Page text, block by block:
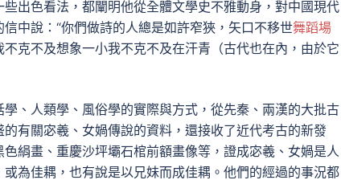
出色看法，都闡明他從全體文學史不雅動身，對中國現代
中說：“你們做詩的人總是如許窄狹，矢口不移世舞蹈場
克不及想象一小我不克不及在汗青（古代也在內，由於它
、人類學、風俗學的實際與方式，從先秦、兩漢的大批古
有關宓羲、女媧傳說的資料，還接收了近代考古的新發
絹畫、重慶沙坪壩石棺前額畫像等，證成宓羲、女媧是人
為佳耦，也有說是以兄妹而成佳耦。他們的經過的事況都